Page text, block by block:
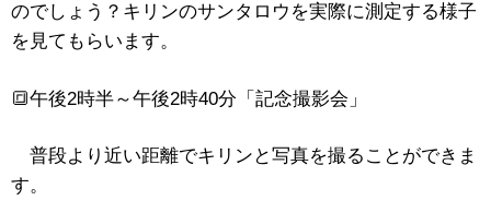
のでしょう？キリンのサンタロウを実際に測定する様子
を見てもらいます。
🔳午後2時半～午後2時40分 「記念撮影会」
普段より近い距離でキリンと写真を撮ることができま
す。